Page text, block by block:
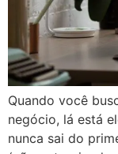
Quando você
negócio, lá está
nunca sai do